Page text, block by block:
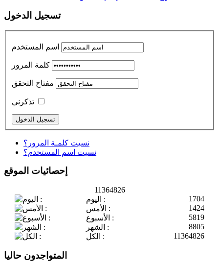
تسجيل الدخول
اسم المستخدم
كلمة المرور
مفتاح التحقق
تذكرني
نسيت كلمـة المرور؟
نسيت اسم المستخدم؟
إحصائيات الموقع
11364826
اليوم :
1704
الأمس :
1424
الأسبوع :
5819
الشهر :
8805
الكل :
11364826
المتواجدون حاليا